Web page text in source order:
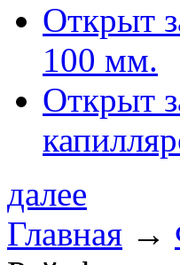
Открыт
100 мм.
Открыт
далее
Главная →